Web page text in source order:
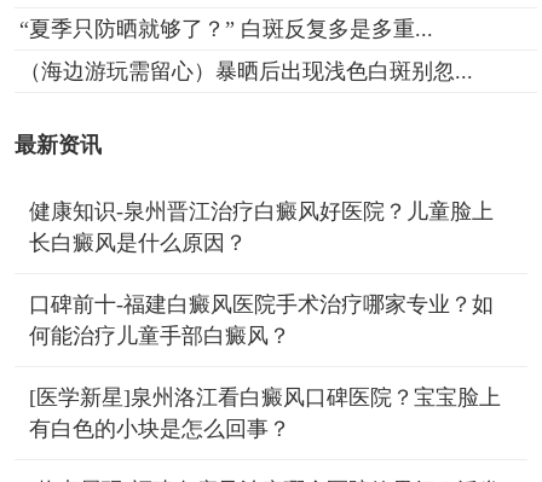
“夏季只防晒就够了？” 白斑反复多是多重...
（海边游玩需留心）暴晒后出现浅色白斑别忽...
最新资讯
健康知识-泉州晋江治疗白癜风好医院？儿童脸上
长白癜风是什么原因？
口碑前十-福建白癜风医院手术治疗哪家专业？如
何能治疗儿童手部白癜风？
[医学新星]泉州洛江看白癜风口碑医院？宝宝脸上
有白色的小块是怎么回事？